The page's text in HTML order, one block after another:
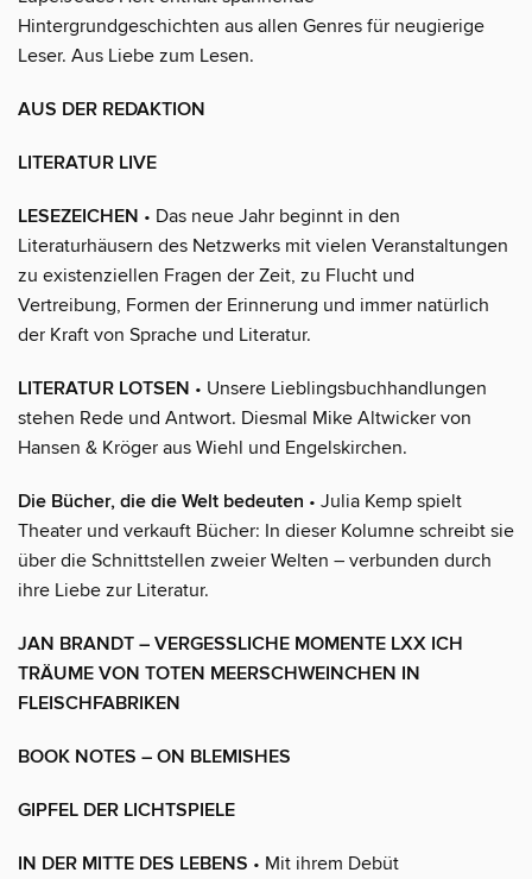
Hintergrundgeschichten aus allen Genres für neugierige
Leser. Aus Liebe zum Lesen.
AUS DER REDAKTION
LITERATUR LIVE
LESEZEICHEN • Das neue Jahr beginnt in den
Literaturhäusern des Netzwerks mit vielen Veranstaltungen
zu existenziellen Fragen der Zeit, zu Flucht und
Vertreibung, Formen der Erinnerung und immer natürlich
der Kraft von Sprache und Literatur.
LITERATUR LOTSEN • Unsere Lieblingsbuchhandlungen
stehen Rede und Antwort. Diesmal Mike Altwicker von
Hansen & Kröger aus Wiehl und Engelskirchen.
Die Bücher, die die Welt bedeuten • Julia Kemp spielt
Theater und verkauft Bücher: In dieser Kolumne schreibt sie
über die Schnittstellen zweier Welten – verbunden durch
ihre Liebe zur Literatur.
JAN BRANDT – VERGESSLICHE MOMENTE LXX ICH
TRÄUME VON TOTEN MEERSCHWEINCHEN IN
FLEISCHFABRIKEN
BOOK NOTES – ON BLEMISHES
GIPFEL DER LICHTSPIELE
IN DER MITTE DES LEBENS • Mit ihrem Debüt